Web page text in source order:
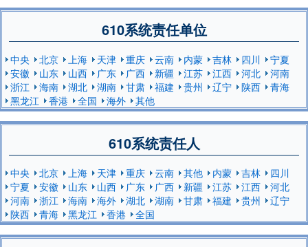
610系统责任单位
中央 北京 上海 天津 重庆 云南 内蒙 吉林 四川
宁夏
安徽
山东 山西 广东 广西 新疆 江苏 江西 河北
河南
浙江
海南 湖北 湖南 甘肃 福建 贵州 辽宁 陕西
青海
黑龙江
香港 全国 海外 其他
610系统责任人
中央 北京 上海 天津 重庆 云南 其他 内蒙 吉林
四川
宁夏
安徽 山东 山西 广东 广西 新疆 江苏 江西
河北
河南
浙江 海南 海外 湖北 湖南 甘肃 福建 贵州
辽宁
陕西
青海 黑龙江 香港 全国